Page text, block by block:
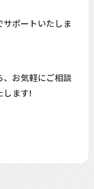
ポートいたしま
、お気軽にご相談
します!